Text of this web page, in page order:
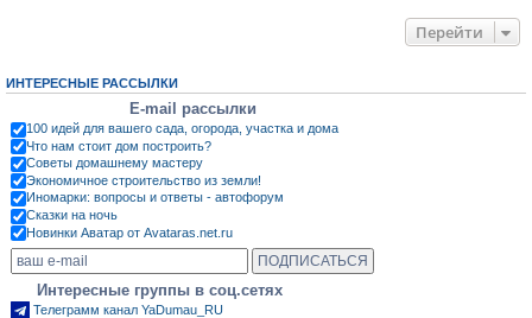
Перейти
ИНТЕРЕСНЫЕ РАССЫЛКИ
E-mail рассылки
100 идей для вашего сада, огорода, участка и дома
Что нам стоит дом построить?
Советы домашнему мастеру
Экономичное строительство из земли!
Иномарки: вопросы и ответы - автофорум
Сказки на ночь
Новинки Аватар от Avataras.net.ru
Интересные группы в соц.сетях
Телеграмм канал YaDumau_RU